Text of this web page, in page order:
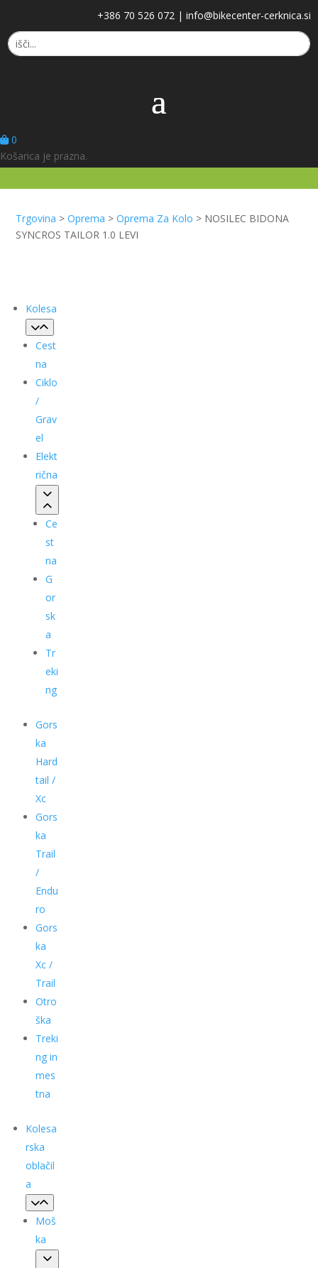
+386 70 526 072 | info@bikecenter-cerknica.si
0
Košarica je prazna.
Trgovina >Oprema >Oprema Za Kolo > NOSILEC BIDONA
SYNCROS TAILOR 1.0 LEVI
Kolesa
Cest
na
Ciklo
/
Grav
el
Elekt
rična
Ce
st
na
G
or
sk
a
Tr
eki
ng
Gors
ka
Hard
tail /
Xc
Gors
ka
Trail
/
Endu
ro
Gors
ka
Xc /
Trail
Otro
ška
Treki
ng in
mes
tna
Kolesa
rska
oblačil
a
Moš
ka